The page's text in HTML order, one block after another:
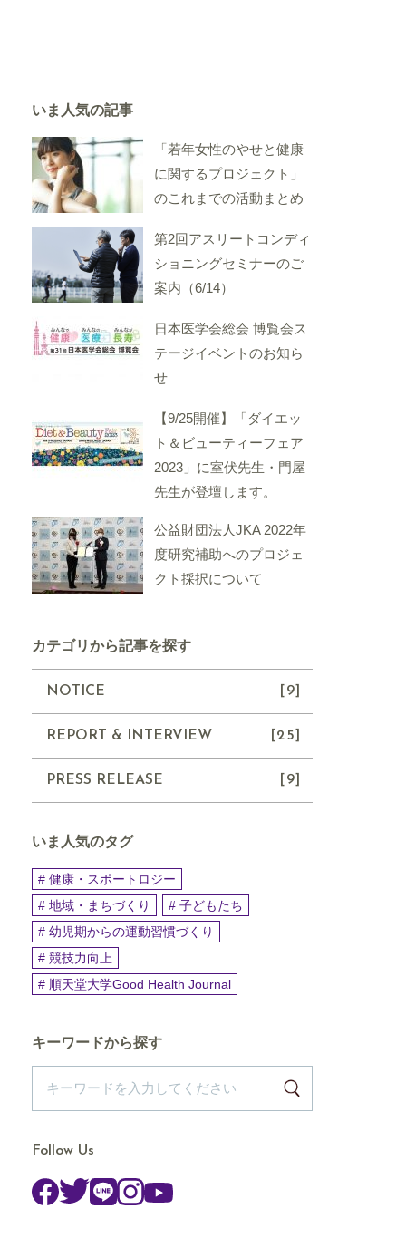
いま人気の記事
「若年女性のやせと健康
に関するプロジェクト」
のこれまでの活動まとめ
第2回アスリートコンディ
ショニングセミナーのご
案内（6/14）
日本医学会総会 博覧会ス
テージイベントのお知ら
せ
【9/25開催】「ダイエッ
ト＆ビューティーフェア
2023」に室伏先生・門屋
先生が登壇します。
公益財団法人JKA 2022年
度研究補助へのプロジェ
クト採択について
カテゴリから記事を探す
NOTICE [9]
REPORT & INTERVIEW [25]
PRESS RELEASE [9]
いま人気のタグ
# 健康・スポートロジー
# 地域・まちづくり
# 子どもたち
# 幼児期からの運動習慣づくり
# 競技力向上
# 順天堂大学Good Health Journal
キーワードから探す
Follow Us